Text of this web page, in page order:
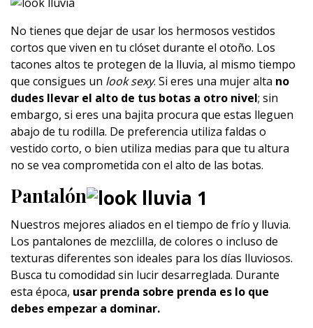
No tienes que dejar de usar los hermosos vestidos
cortos que viven en tu clóset durante el otoño. Los
tacones altos te protegen de la lluvia, al mismo tiempo
que consigues un look sexy. Si eres una mujer alta no
dudes llevar el alto de tus botas a otro nivel; sin
embargo, si eres una bajita procura que estas lleguen
abajo de tu rodilla. De preferencia utiliza faldas o
vestido corto, o bien utiliza medias para que tu altura
no se vea comprometida con el alto de las botas.
Pantalón
Nuestros mejores aliados en el tiempo de frío y lluvia.
Los pantalones de mezclilla, de colores o incluso de
texturas diferentes son ideales para los días lluviosos.
Busca tu comodidad sin lucir desarreglada. Durante
esta época, usar prenda sobre prenda es lo que
debes empezar a dominar.